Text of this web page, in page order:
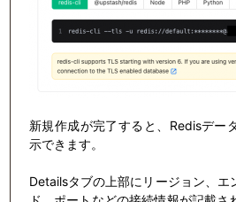
新規作成が完了すると、Redisデー
示できます。
Detailsタブの上部にリージョン、エ